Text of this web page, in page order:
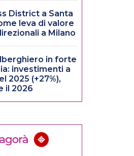
District a Santa
leva di valore
a Milano
in forte
investimenti a
2025 (+27%),
il 2026